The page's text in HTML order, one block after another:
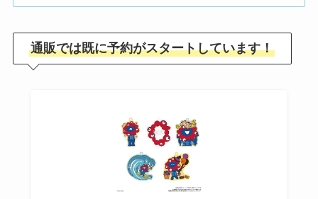
通販では既に予約がスタートしています！